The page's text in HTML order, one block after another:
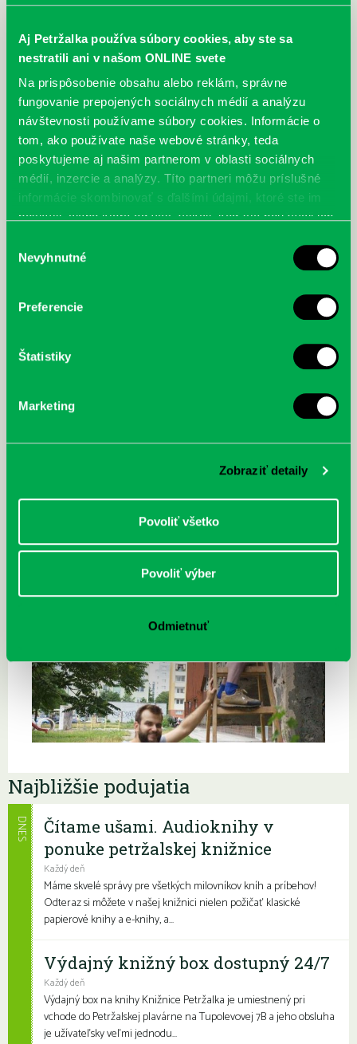
Aj Petržalka používa súbory cookies, aby ste sa
nestratili ani v našom ONLINE svete
Na prispôsobenie obsahu alebo reklám, správne
fungovanie prepojených sociálnych médií a analýzu
návštevnosti používame súbory cookies. Informácie o
tom, ako používate naše webové stránky, teda
poskytujeme aj našim partnerom v oblasti sociálnych
médií, inzercie a analýzy. Títo partneri môžu príslušné
informácie skombinovať s ďalšími údajmi, ktoré ste im
poskytli, alebo ktoré od vás získali, keď ste používali ich
súhlasu
Nevyhnutné
Preferencie
Štatistiky
Marketing
Zobraziť detaily
Povoliť všetko
Povoliť výber
Odmietnuť
Najbližšie podujatia
Čítame ušami. Audioknihy v
ponuke petržalskej knižnice
Každý deň
Máme skvelé správy pre všetkých milovníkov kníh a príbehov!
Odteraz si môžete v našej knižnici nielen požičať klasické
papierové knihy a e-knihy, a...
DNES
Výdajný knižný box dostupný 24/7
Každý deň
Výdajný box na knihy Knižnice Petržalka je umiestnený pri
vchode do Petržalskej plavárne na Tupolevovej 7B a jeho obsluha
je užívateľsky veľmi jednodu...